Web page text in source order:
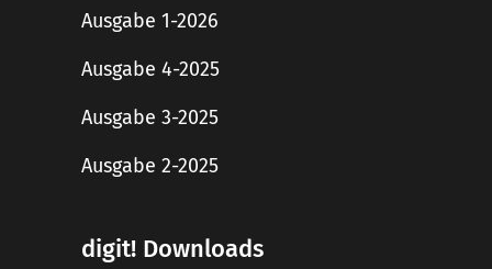
Ausgabe 1-2026
Ausgabe 4-2025
Ausgabe 3-2025
Ausgabe 2-2025
digit! Downloads